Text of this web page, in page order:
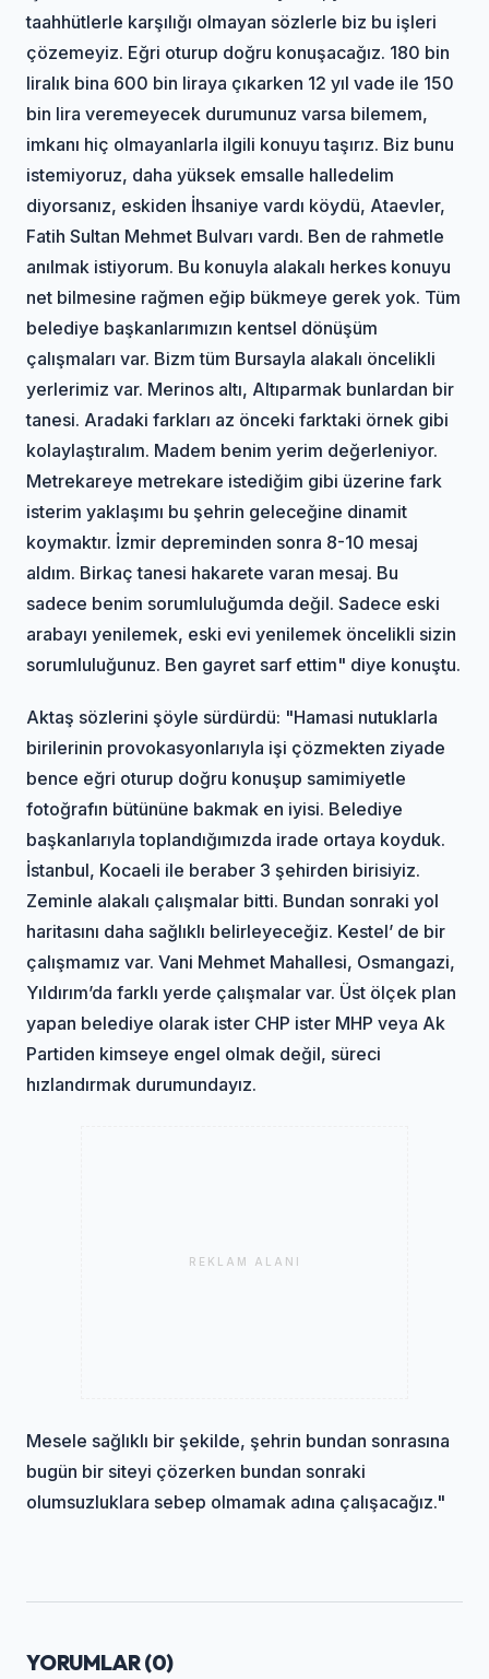
taahhütlerle karşılığı olmayan sözlerle biz bu işleri
çözemeyiz. Eğri oturup doğru konuşacağız. 180 bin
liralık bina 600 bin liraya çıkarken 12 yıl vade ile 150
bin lira veremeyecek durumunuz varsa bilemem,
imkanı hiç olmayanlarla ilgili konuyu taşırız. Biz bunu
istemiyoruz, daha yüksek emsalle halledelim
diyorsanız, eskiden İhsaniye vardı köydü, Ataevler,
Fatih Sultan Mehmet Bulvarı vardı. Ben de rahmetle
anılmak istiyorum. Bu konuyla alakalı herkes konuyu
net bilmesine rağmen eğip bükmeye gerek yok. Tüm
belediye başkanlarımızın kentsel dönüşüm
çalışmaları var. Bizm tüm Bursayla alakalı öncelikli
yerlerimiz var. Merinos altı, Altıparmak bunlardan bir
tanesi. Aradaki farkları az önceki farktaki örnek gibi
kolaylaştıralım. Madem benim yerim değerleniyor.
Metrekareye metrekare istediğim gibi üzerine fark
isterim yaklaşımı bu şehrin geleceğine dinamit
koymaktır. İzmir depreminden sonra 8-10 mesaj
aldım. Birkaç tanesi hakarete varan mesaj. Bu
sadece benim sorumluluğumda değil. Sadece eski
arabayı yenilemek, eski evi yenilemek öncelikli sizin
sorumluluğunuz. Ben gayret sarf ettim" diye konuştu.
Aktaş sözlerini şöyle sürdürdü: "Hamasi nutuklarla
birilerinin provokasyonlarıyla işi çözmekten ziyade
bence eğri oturup doğru konuşup samimiyetle
fotoğrafın bütününe bakmak en iyisi. Belediye
başkanlarıyla toplandığımızda irade ortaya koyduk.
İstanbul, Kocaeli ile beraber 3 şehirden birisiyiz.
Zeminle alakalı çalışmalar bitti. Bundan sonraki yol
haritasını daha sağlıklı belirleyeceğiz. Kestel’ de bir
çalışmamız var. Vani Mehmet Mahallesi, Osmangazi,
Yıldırım’da farklı yerde çalışmalar var. Üst ölçek plan
yapan belediye olarak ister CHP ister MHP veya Ak
Partiden kimseye engel olmak değil, süreci
hızlandırmak durumundayız.
REKLAM ALANI
Mesele sağlıklı bir şekilde, şehrin bundan sonrasına
bugün bir siteyi çözerken bundan sonraki
olumsuzluklara sebep olmamak adına çalışacağız."
YORUMLAR (0)